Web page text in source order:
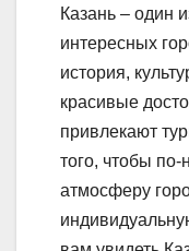
Казань – один
интересных
история,
красивые
привлекают
того, чтобы по-
атмосферу